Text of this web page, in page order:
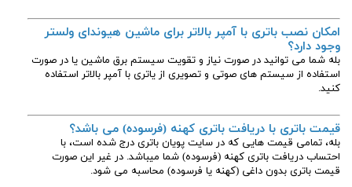
امکان نصب باتری با آمپر بالاتر برای ماشین هیوندای ولستر
وجود دارد؟
بله شما می توانید در صورت نیاز و تقویت سیستم برق ماشین یا در صورت
استفاده از سیستم های صوتی و تصویری از یاتری با آمپر بالاتر استفاده
کنید.
قیمت باتری با دریافت باتری کهنه (فرسوده) می باشد؟
بله، تمامی قیمت هایی که در سایت پویان باتری درج شده است، با
احتساب دریافت باتری کهنه (فرسوده) شما میباشد. در غیر این صورت
قیمت باتری بدون داغی (کهنه یا فرسوده) محاسبه می شود.